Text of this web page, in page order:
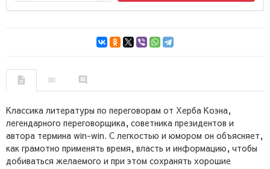
Классика литературы по переговорам от Херба Коэна,
легендарного переговорщика, советника президентов и
автора термина win-win. С легкостью и юмором он объясняет,
как грамотно применять время, власть и информацию, чтобы
добиваться желаемого и при этом сохранять хорошие